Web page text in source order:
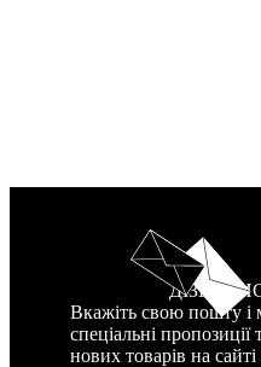
Вкажіть свою пошту і
спеціальні
нових товарів на сайті